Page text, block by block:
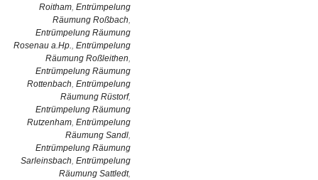
Roitham, Entrümpelung
Räumung Roßbach,
Entrümpelung Räumung
Rosenau a.Hp., Entrümpelung
Räumung Roßleithen,
Entrümpelung Räumung
Rottenbach, Entrümpelung
Räumung Rüstorf,
Entrümpelung Räumung
Rutzenham, Entrümpelung
Räumung Sandl,
Entrümpelung Räumung
Sarleinsbach, Entrümpelung
Räumung Sattledt,